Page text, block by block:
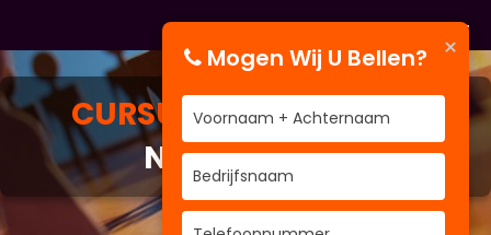
CURSUSBASISCURSUS
NEDERLANDS
×
Mogen Wij U Bellen?